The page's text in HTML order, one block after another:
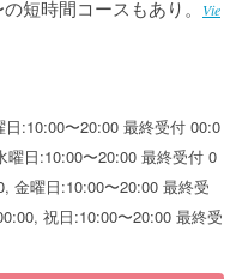
短時間コースもあり。
Vie
:10:00〜20:00 最終受付 00:0
日:10:00〜20:00 最終受付 0
金曜日:10:00〜20:00 最終受
祝日:10:00〜20:00 最終受